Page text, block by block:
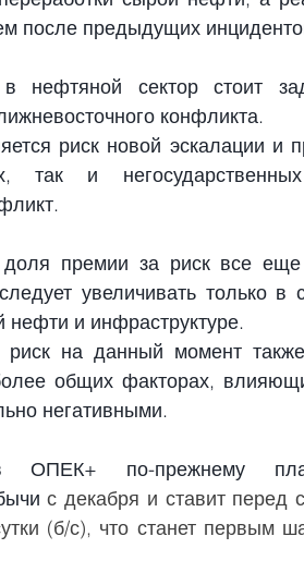
после предыдущих
нефтяной сектор стоит
конфликта.
риск новой эскалации и
так и
доля премии за риск все
увеличивать только в
нефти и инфраструктуре.
на данный момент
общих факторах,
негативными.
ОПЕК+ по-прежнему
с декабря и ставит перед
(б/с), что станет первым